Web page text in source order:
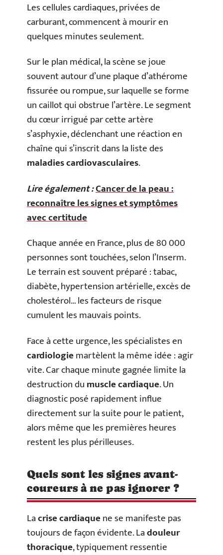
Les cellules cardiaques, privées de
carburant, commencent à mourir en
quelques minutes seulement.
Sur le plan médical, la scène se joue
souvent autour d’une plaque d’athérome
fissurée ou rompue, sur laquelle se forme
un caillot qui obstrue l’artère. Le segment
du cœur irrigué par cette artère
s’asphyxie, déclenchant une réaction en
chaîne qui s’inscrit dans la liste des
maladies cardiovasculaires.
Lire également :Cancer de la peau :
reconnaître les signes et symptômes
avec certitude
Chaque année en France, plus de 80 000
personnes sont touchées, selon l’Inserm.
Le terrain est souvent préparé : tabac,
diabète, hypertension artérielle, excès de
cholestérol… les facteurs de risque
cumulent les mauvais points.
Face à cette urgence, les spécialistes en
cardiologiemartèlent la même idée : agir
vite. Car chaque minute gagnée limite la
destruction dumuscle cardiaque. Un
diagnostic posé rapidement influe
directement sur la suite pour le patient,
alors même que les premières heures
restent les plus périlleuses.
Quels sont les signes avant-
coureurs à ne pas ignorer ?
Lacrise cardiaquene se manifeste pas
toujours de façon évidente. Ladouleur
thoracique, typiquement ressentie